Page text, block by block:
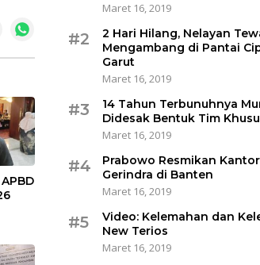
Maret 16, 2019
#2
2 Hari Hilang, Nelayan
Mengambang di Pantai
Garut
Maret 16, 2019
#3
14 Tahun Terbunuhnya
Didesak Bentuk Tim
Maret 16, 2019
#4
Prabowo Resmikan
Gerindra di Banten
Maret 16, 2019
#5
Video: Kelemahan dan
New Terios
Maret 16, 2019